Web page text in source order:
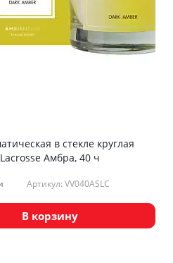
в стекле круглая
Амбра, 40 ч
Артикул: VV040ASLC
В корзину